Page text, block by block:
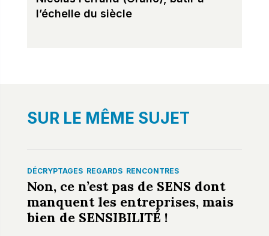
l’échelle du siècle
SUR LE MÊME SUJET
DÉCRYPTAGES REGARDS RENCONTRES
Non, ce n’est pas de SENS dont
manquent les entreprises, mais
bien de SENSIBILITÉ !